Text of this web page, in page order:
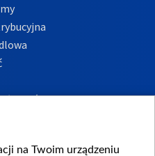
na Twoim urządzeniu